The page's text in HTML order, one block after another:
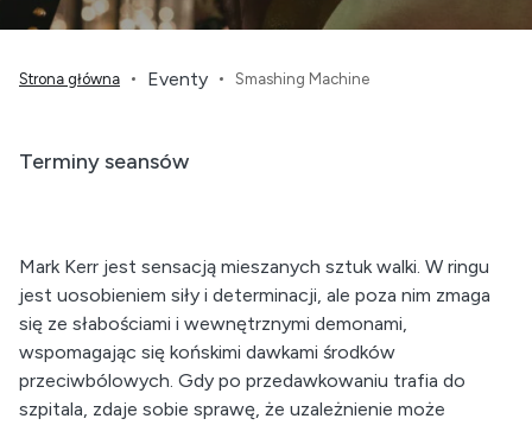
Strona główna Eventy Smashing Machine
Mark Kerr jest sensacją mieszanych sztuk walki. W ringu
jest uosobieniem siły i determinacji, ale poza nim zmaga
się ze słabościami i wewnętrznymi demonami,
wspomagając się końskimi dawkami środków
przeciwbólowych. Gdy po przedawkowaniu trafia do
szpitala, zdaje sobie sprawę, że uzależnienie może
Terminy seansów